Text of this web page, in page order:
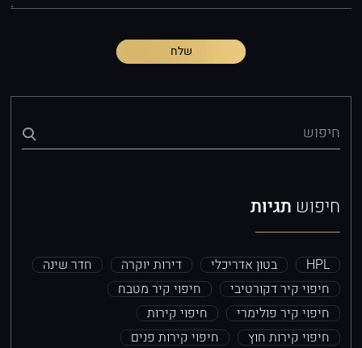
שלח
חיפוש
חיפוש תגיות
HPL בטון אדריכלי דירות יוקרה
חדר שינה
חיפוי קיר דקורטיבי
חיפוי קיר מטבח
חיפוי קיר פולימרי
חיפוי קירות
חיפוי קירות חוץ
חיפוי קירות פנים